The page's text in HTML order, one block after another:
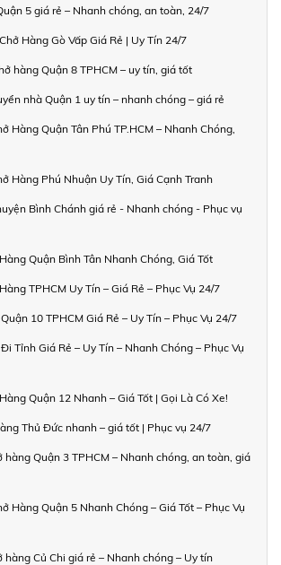
5 giá rẻ – Nhanh chóng, an toàn, 24/7
Hàng Gò Vấp Giá Rẻ | Uy Tín 24/7
hàng Quận 8 TPHCM – uy tín, giá tốt
nhà Quận 1 uy tín – nhanh chóng – giá rẻ
Hàng Quận Tân Phú TP.HCM – Nhanh Chóng,
Hàng Phú Nhuận Uy Tín, Giá Cạnh Tranh
Bình Chánh giá rẻ - Nhanh chóng - Phục vụ
Quận Bình Tân Nhanh Chóng, Giá Tốt
TPHCM Uy Tín – Giá Rẻ – Phục Vụ 24/7
10 TPHCM Giá Rẻ – Uy Tín – Phục Vụ 24/7
Tỉnh Giá Rẻ – Uy Tín – Nhanh Chóng – Phục Vụ
Quận 12 Nhanh – Giá Tốt | Gọi Là Có Xe!
Thủ Đức nhanh – giá tốt | Phục vụ 24/7
hàng Quận 3 TPHCM – Nhanh chóng, an toàn, giá
Hàng Quận 5 Nhanh Chóng – Giá Tốt – Phục Vụ
hàng Củ Chi giá rẻ – Nhanh chóng – Uy tín